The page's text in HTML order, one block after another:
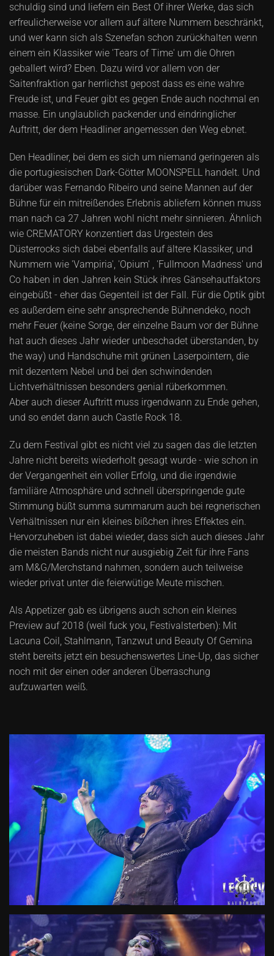
schuldig sind und liefern ein Best Of ihrer Werke, das sich
erfreulicherweise vor allem auf ältere Nummern beschränkt,
und wer kann sich als Szenefan schon zurückhalten wenn
einem ein Klassiker wie 'Tears of Time' um die Ohren
geballert wird? Eben. Dazu wird vor allem von der
Saitenfraktion gar herrlichst gepost dass es eine wahre
Freude ist, und Feuer gibt es gegen Ende auch nochmal en
masse. Ein unglaublich packender und eindringlicher
Auftritt, der dem Headliner angemessen den Weg ebnet.
Den Headliner, bei dem es sich um niemand geringeren als
die portugiesischen Dark-Götter MOONSPELL handelt. Und
darüber was Fernando Ribeiro und seine Mannen auf der
Bühne für ein mitreißendes Erlebnis abliefern können muss
man nach ca 27 Jahren wohl nicht mehr sinnieren. Ähnlich
wie CREMATORY konzentiert das Urgestein des
Düsterrocks sich dabei ebenfalls auf ältere Klassiker, und
Nummern wie 'Vampiria', 'Opium' , 'Fullmoon Madness' und
Co haben in den Jahren kein Stück ihres Gänsehautfaktors
eingebüßt - eher das Gegenteil ist der Fall. Für die Optik gibt
es außerdem eine sehr ansprechende Bühnendeko, noch
mehr Feuer (keine Sorge, der einzelne Baum vor der Bühne
hat auch dieses Jahr wieder unbeschadet überstanden, by
the way) und Handschuhe mit grünen Laserpointern, die
mit dezentem Nebel und bei den schwindenden
Lichtverhältnissen besonders genial rüberkommen.
Aber auch dieser Auftritt muss irgendwann zu Ende gehen,
und so endet dann auch Castle Rock 18.
Zu dem Festival gibt es nicht viel zu sagen das die letzten
Jahre nicht bereits wiederholt gesagt wurde - wie schon in
der Vergangenheit ein voller Erfolg, und die irgendwie
familiäre Atmosphäre und schnell überspringende gute
Stimmung büßt summa summarum auch bei regnerischen
Verhältnissen nur ein kleines bißchen ihres Effektes ein.
Hervorzuheben ist dabei wieder, dass sich auch dieses Jahr
die meisten Bands nicht nur ausgiebig Zeit für ihre Fans
am M&G/Merchstand nahmen, sondern auch teilweise
wieder privat unter die feierwütige Meute mischen.
Als Appetizer gab es übrigens auch schon ein kleines
Preview auf 2018 (weil fuck you, Festivalsterben): Mit
Lacuna Coil, Stahlmann, Tanzwut und Beauty Of Gemina
steht bereits jetzt ein besuchenswertes Line-Up, das sicher
noch mit der einen oder anderen Überraschung
aufzuwarten weiß.